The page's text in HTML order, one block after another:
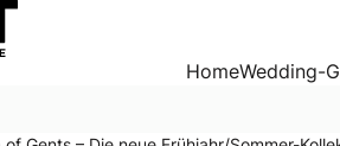
Frühjahr/Sommer-Kollektion
HomeWedding-